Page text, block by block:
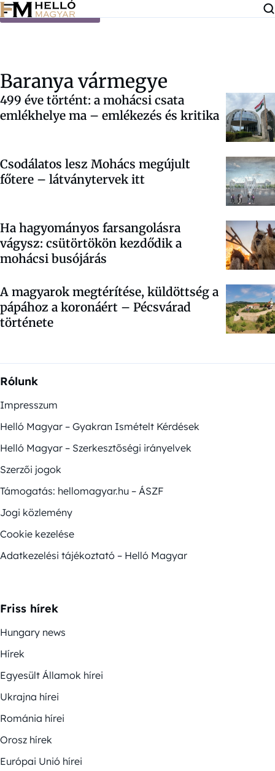
Ugrás a tartalomra
Baranya vármegye
499 éve történt: a mohácsi csata
emlékhelye ma – emlékezés és kritika
Csodálatos lesz Mohács megújult
főtere – látványtervek itt
Ha hagyományos farsangolásra
vágysz: csütörtökön kezdődik a
mohácsi busójárás
A magyarok megtérítése, küldöttség a
pápához a koronáért – Pécsvárad
története
Rólunk
Impresszum
Helló Magyar – Gyakran Ismételt Kérdések
Helló Magyar – Szerkesztőségi irányelvek
Szerzői jogok
Támogatás: hellomagyar.hu – ÁSZF
Jogi közlemény
Cookie kezelése
Adatkezelési tájékoztató – Helló Magyar
Friss hírek
Hungary news
Hírek
Egyesült Államok hírei
Ukrajna hírei
Románia hírei
Orosz hírek
Európai Unió hírei